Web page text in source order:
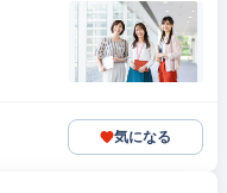
気になる